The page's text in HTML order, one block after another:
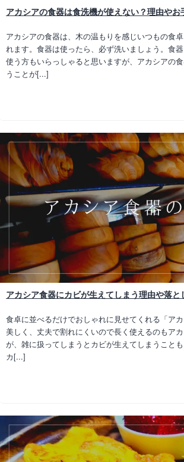
アカシアの食器は食洗機が使えない？理由やお
アカシアの食器は、木の温もりを感じいつもの食
れます。食器は使ったら、必ず洗いましょう。食
使う方もいらっしゃると思いますが、アカシアの
うことが[...]
アカシア食器にカビが生えてしまう理由や落と
食卓に並べるだけでおしゃれに見せてくれる「ア
美しく、丈夫で割れにくいので長く使えるのもア
が、雑に扱ってしまうとカビが生えてしまうこと
カ[...]